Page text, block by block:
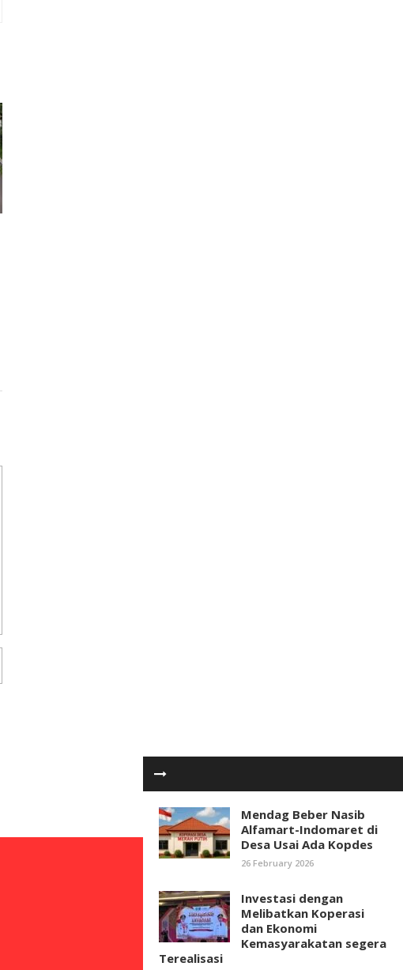
Mendag Beber Nasib
Alfamart-Indomaret di
Desa Usai Ada Kopdes
26 February 2026
Investasi dengan
Melibatkan Koperasi
dan Ekonomi
Kemasyarakatan segera
Terealisasi